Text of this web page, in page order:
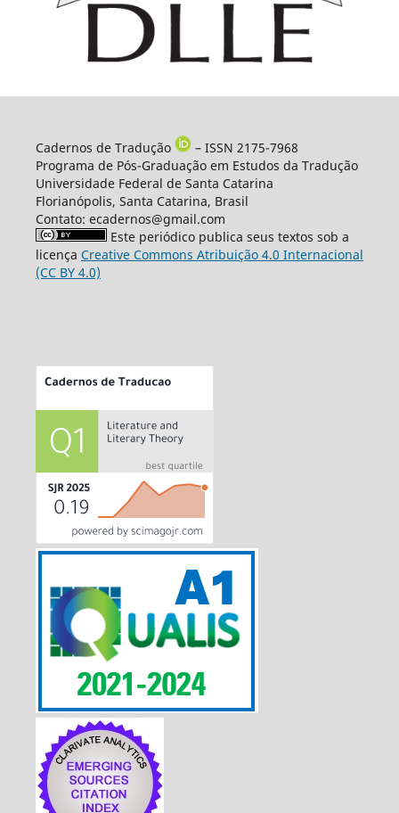
Cadernos de Tradução
– ISSN 2175-7968
Programa de Pós-Graduação em Estudos da Tradução
Universidade Federal de Santa Catarina
Florianópolis, Santa Catarina, Brasil
Contato: ecadernos@gmail.com
Este periódico publica seus textos sob a
licença Creative Commons Atribuição 4.0 Internacional
(CC BY 4.0)